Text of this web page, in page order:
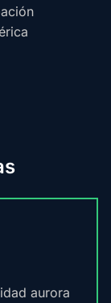
aurora